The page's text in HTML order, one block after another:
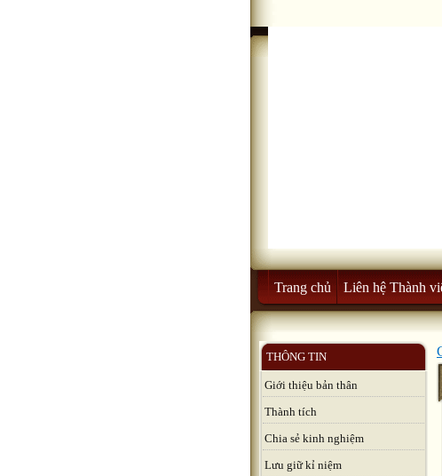
Trang chủ Liên hệ Thành
THÔNG TIN
Giới thiệu bản thân
Thành tích
Chia sẻ kinh nghiệm
Lưu giữ kỉ niệm